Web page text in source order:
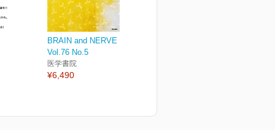
BRAIN and NERVE
Vol.76 No.5
医学書院
¥6,490